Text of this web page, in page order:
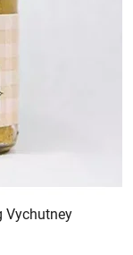
Vychutney